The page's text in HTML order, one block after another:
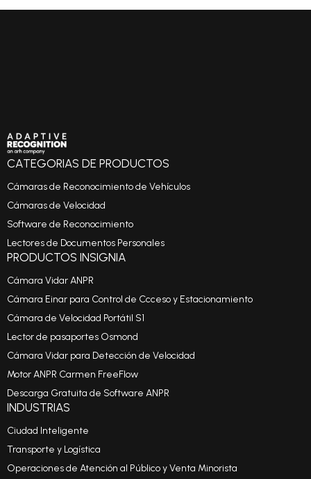
CATEGORIAS DE PRODUCTOS
Cámaras de Reconocimiento de Vehículos
Cámaras de Velocidad
Software de Reconocimiento
Lectores de Documentos Personales
PRODUCTOS INSIGNIA
Cámara Vidar ANPR
Cámara Einar para Control de Ccceso y Estacionamiento
Cámara de Velocidad Portátil S1
Lector de pasaportes Osmond
Cámara Vidar para Detección de Velocidad
Motor ANPR Carmen FreeFlow
Descarga Gratuita de Software ANPR
INDUSTRIAS
Ciudad Inteligente
Transporte y Logística
Operaciones de Atención al Público y Venta Minorista